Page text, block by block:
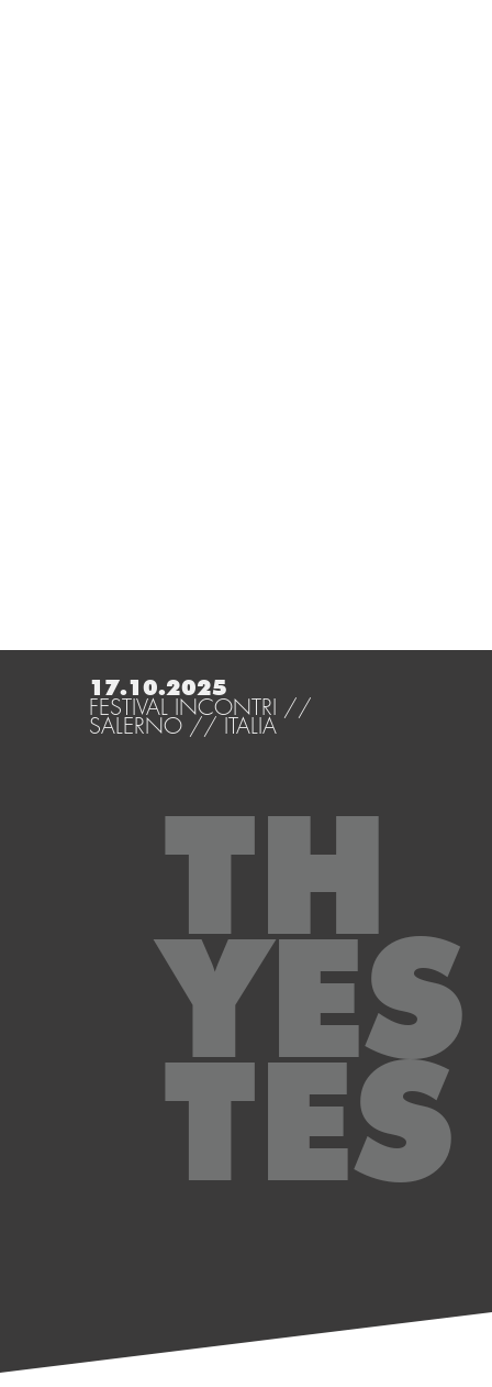
17.10.2025
FESTIVAL INCONTRI //
SALERNO // ITALIA
TH
YES
TES